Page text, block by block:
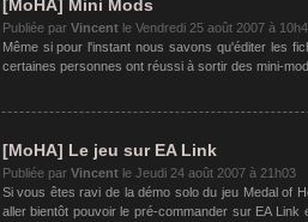
[MoHA] Mini Mods
Publiée par Vincentle Vendredi 25 août 2007 à
Même si pour l'instant nous savons qu'éditer les
certaines personnes ont réussi à sortir des mini-
[MoHA] Le jeu sur EA Link
Publiée par Vincentle Jeudi 24 août 2007 à 21h03
Si vous êtes ravi de la démo solo du jeu Medal of
aller bientôt pouvoir le pré-commander sur EA Link